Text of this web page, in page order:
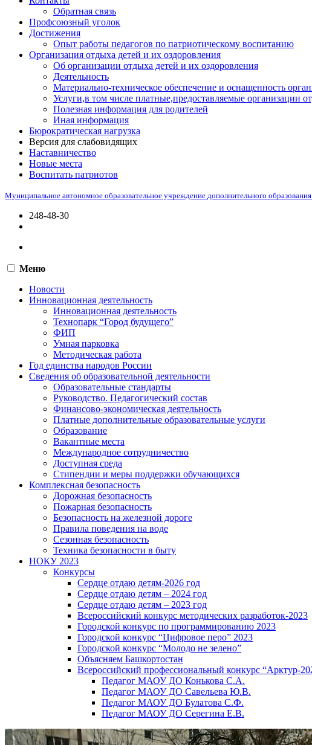
Обратная связь
Профсоюзный уголок
Достижения
Опыт работы педагогов по патриотическому воспитанию
Организация отдыха детей и их оздоровления
Об организации отдыха детей и их оздоровления
Деятельность
Материально-техническое обеспечение и оснащенность
Услуги,в том числе платные,предоставляемые организации
Полезная информация для родителей
Иная информация
Бюрократическая нагрузка
Версия для слабовидящих
Наставничество
Новые места
Воспитать патриотов
Муниципальное автономное образовательное учреждение дополнительного образования
248-48-30
Меню
Новости
Инновационная деятельность
Инновационная деятельность
Технопарк “Город будущего”
ФИП
Умная парковка
Методическая работа
Год единства народов России
Сведения об образовательной деятельности
Образовательные стандарты
Руководство. Педагогический состав
Финансово-экономическая деятельность
Платные дополнительные образовательные услуги
Образование
Вакантные места
Международное сотрудничество
Доступная среда
Стипендии и меры поддержки обучающихся
Комплексная безопасность
Дорожная безопасность
Пожарная безопасность
Безопасность на железной дороге
Правила поведения на воде
Сезонная безопасность
Техника безопасности в быту
НОКУ 2023
Конкурсы
Сердце отдаю детям-2026 год
Сердце отдаю детям – 2024 год
Сердце отдаю детям – 2023 год
Всероссийский конкурс методических разработок-2023
Городской конкурс по программированию 2023
Городской конкурс “Цифровое перо” 2023
Городской конкурс “Молодо не зелено”
Объясняем Башкортостан
Всероссийский профессиональный конкурс “Арктур-
Педагог МАОУ ДО Конькова С.А.
Педагог МАОУ ДО Савельева Ю.В.
Педагог МАОУ ДО Булатова С.Ф.
Педагог МАОУ ДО Серегина Е.В.